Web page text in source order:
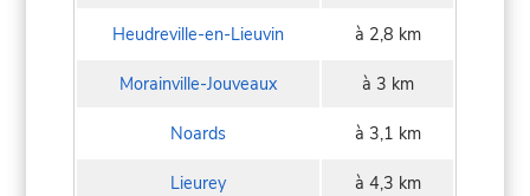
Heudreville-en-Lieuvin à 2,8 km
Morainville-Jouveaux à 3 km
Noards à 3,1 km
Lieurey à 4,3 km